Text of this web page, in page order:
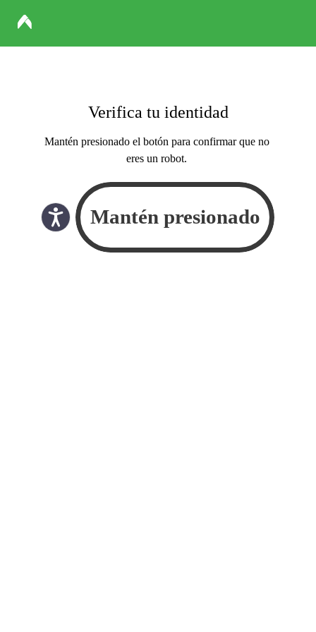
Verifica tu identidad
Mantén presionado el botón para confirmar que no
eres un robot.